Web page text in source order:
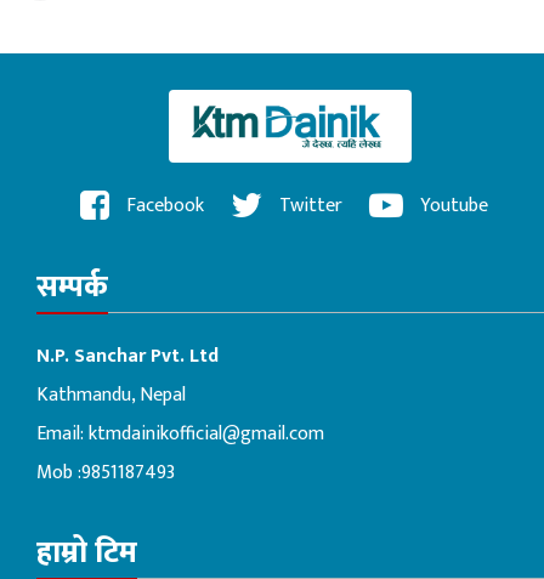
Facebook Twitter Youtube
सम्पर्क
N.P. Sanchar Pvt. Ltd
Kathmandu, Nepal
Email:ktmdainikofficial@gmail.com
Mob :9851187493
हाम्रो टिम